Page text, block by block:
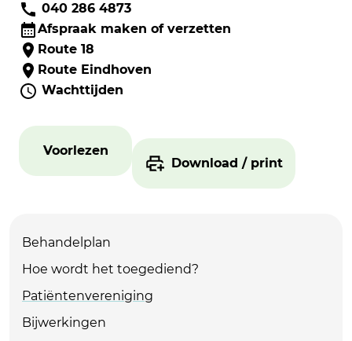
040 286 4873
Afspraak maken of verzetten
Route 18
Route Eindhoven
Wachttijden
Voorlezen
Download / print
Behandelplan
Hoe wordt het toegediend?
Patiëntenvereniging
Bijwerkingen